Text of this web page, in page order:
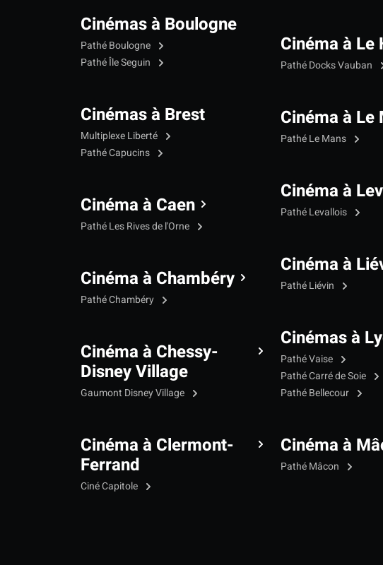
Cinémas à Boulogne
Pathé Boulogne
Pathé Île Seguin
Cinémas à Brest
Multiplexe Liberté
Pathé Capucins
Cinéma à Caen
Pathé Les Rives de l'Orne
Cinéma à Chambéry
Pathé Chambéry
Cinéma à Chessy-
Disney Village
Gaumont Disney Village
Cinéma à Clermont-
Ferrand
Ciné Capitole
Cinéma à Le
Pathé Docks Vauban
Cinéma à Le
Pathé Le Mans
Cinéma à
Pathé Levallois
Cinéma à
Pathé Liévin
Cinémas à
Pathé Vaise
Pathé Carré de Soie
Pathé Bellecour
Cinéma à
Pathé Mâcon